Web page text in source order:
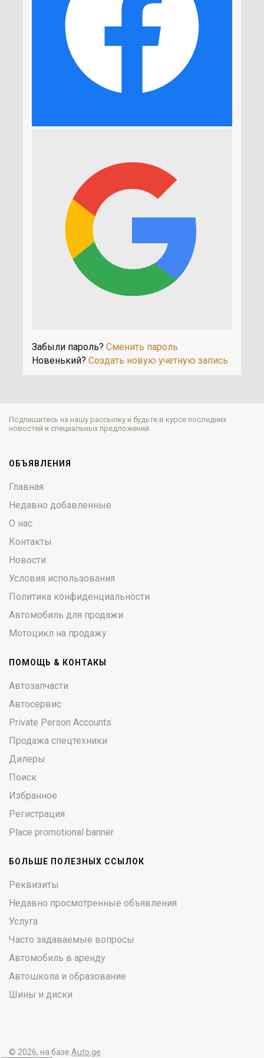
Забыли пароль? Сменить пароль
Новенький? Создать новую учетную запись
Подпишитесь на нашу рассылку и будьте в курсе последних
новостей и специальных предложений.
ОБЪЯВЛЕНИЯ
Главная
Недавно добавленные
О нас
Контакты
Новости
Условия использования
Политика конфиденциальности
Автомобиль для продажи
Мотоцикл на продажу
ПОМОЩЬ & КОНТАКЫ
Автозапчасти
Автосервис
Private Person Accounts
Продажа спецтехники
Дилеры
Поиск
Избранное
Регистрация
Place promotional banner
БОЛЬШЕ ПОЛЕЗНЫХ ССЫЛОК
Реквизиты
Недавно просмотренные объявления
Услуга
Часто задаваемые вопросы
Автомобиль в аренду
Автошкола и образование
Шины и диски
© 2026, на базе Auto.ge